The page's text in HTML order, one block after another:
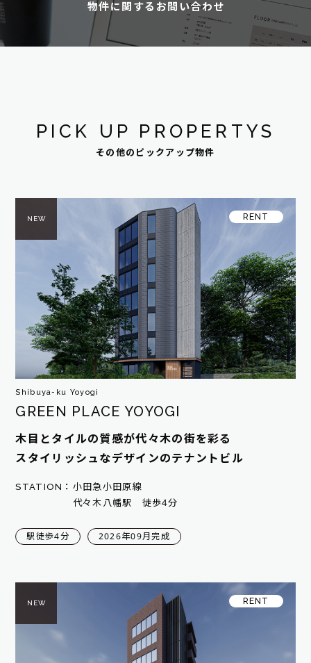
物件に関するお問い合わせ
PICK UP PROPERTYS
その他のピックアップ物件
NEW RENT
Shibuya-ku Yoyogi
GREEN PLACE YOYOGI
木目とタイルの質感が代々木の街を彩る
スタイリッシュなデザインのテナントビル
STATION： 小田急小田原線
代々木八幡駅 徒歩4分
駅徒歩4分 2026年09月完成
NEW RENT